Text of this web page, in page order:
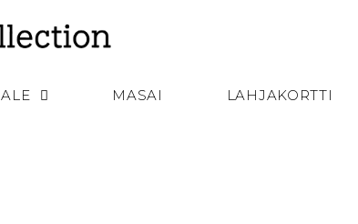
ALE MASAI LAHJAKORTTI